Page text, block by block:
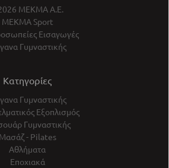
ΜΕΚΜΑ Α.Ε.
ΜΕΚΜΑ Sport
Εισαγωγές
Γυμναστικής
Κατηγορίες
Γυμναστικής
Εξοπλισμός
Γυμναστικής
Μασάζ - Pilates
Αθλήματα
Εποχιακά